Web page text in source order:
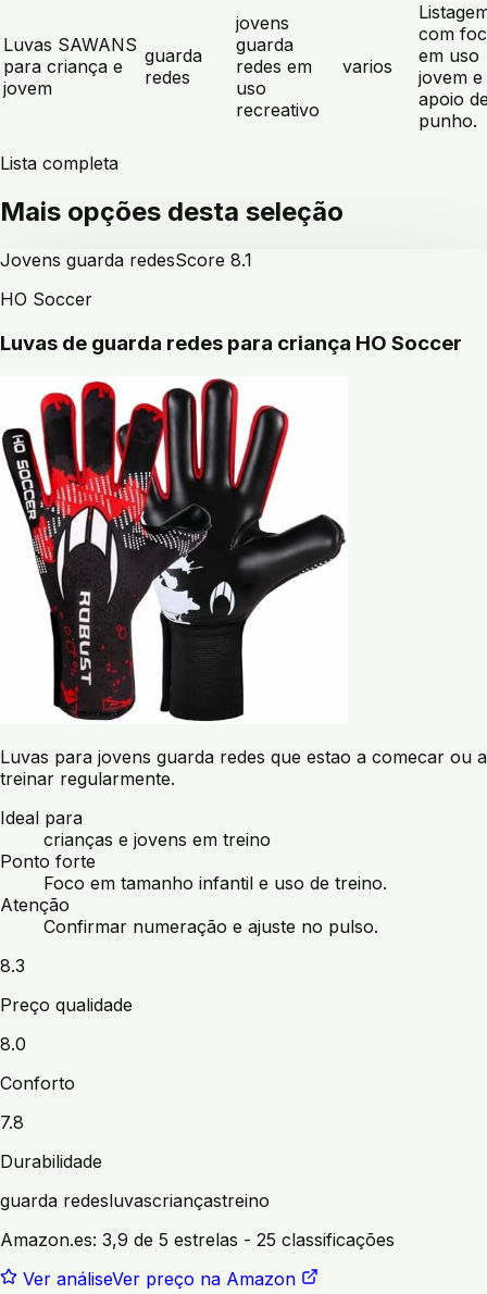
Luvas SAWANS
para criança e
jovem
guarda
redes
jovens
guarda
redes em
uso
recreativo
varios
com
em uso
jovem e
apoio
punho.
Lista completa
Mais opções desta seleção
Jovens guarda redesScore 8.1
HO Soccer
Luvas de guarda redes para criança HO Soccer
Luvas para jovens guarda redes que estao a comecar ou a
treinar regularmente.
Ideal para
crianças e jovens em treino
Ponto forte
Foco em tamanho infantil e uso de treino.
Atenção
Confirmar numeração e ajuste no pulso.
8.3
Preço qualidade
8.0
Conforto
7.8
Durabilidade
guarda redesluvascriançastreino
Amazon.es: 3,9 de 5 estrelas - 25 classificações
Ver análiseVer preço na Amazon